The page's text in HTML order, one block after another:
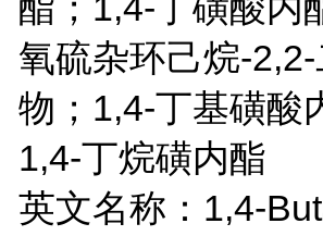
氧硫杂环己烷-
物；1,4-丁基磺酸
1,4-丁烷磺内酯
英文名称：1,4-